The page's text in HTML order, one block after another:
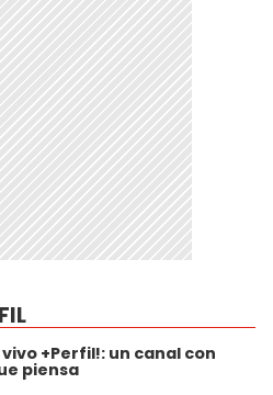
vivo +Perfil!: un canal con
piensa